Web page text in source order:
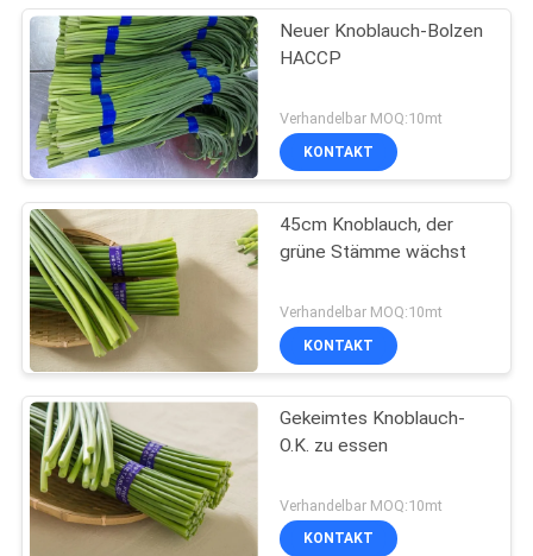
Neuer Knoblauch-Bolzen
HACCP
Verhandelbar MOQ:10mt
KONTAKT
45cm Knoblauch, der
grüne Stämme wächst
Verhandelbar MOQ:10mt
KONTAKT
Gekeimtes Knoblauch-
O.K. zu essen
Verhandelbar MOQ:10mt
KONTAKT